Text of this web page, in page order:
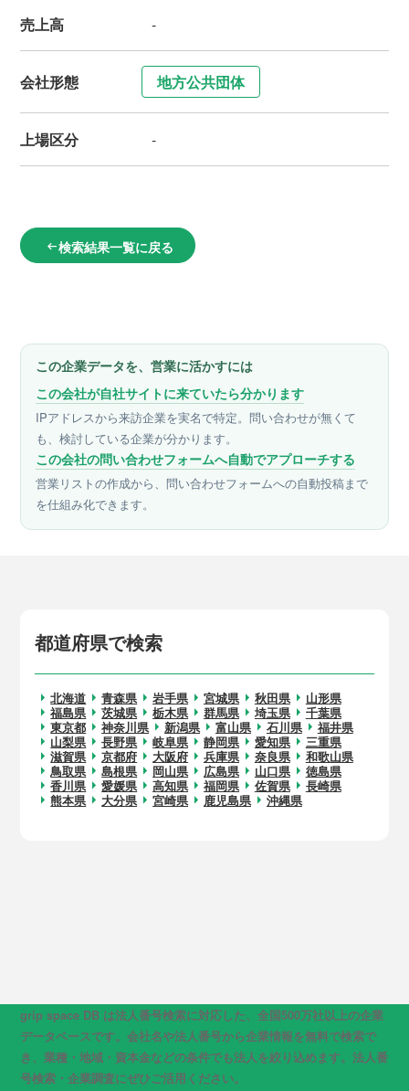
売上高 -
会社形態 地方公共団体
上場区分 -
arrow_left_alt検索結果一覧に戻る
この企業データを、営業に活かすには
この会社が自社サイトに来ていたら分かります
IPアドレスから来訪企業を実名で特定。問い合わせが無くて
も、検討している企業が分かります。
この会社の問い合わせフォームへ自動でアプローチする
営業リストの作成から、問い合わせフォームへの自動投稿まで
を仕組み化できます。
都道府県で検索
北海道 青森県 岩手県 宮城県 秋田県
山形県
福島県
茨城県 栃木県 群馬県 埼玉県
千葉県
東京都
神奈川県 新潟県 富山県 石川県
福井県
山梨県
長野県 岐阜県 静岡県 愛知県
三重県
滋賀県
京都府 大阪府 兵庫県 奈良県
和歌山県
鳥取県
島根県 岡山県 広島県 山口県
徳島県
香川県
愛媛県 高知県 福岡県 佐賀県
長崎県
熊本県
大分県 宮崎県 鹿児島県 沖縄県
grip space DB は法人番号検索に対応した、全国500万社以上の企業
データベースです。会社名や法人番号から企業情報を無料で検索で
き、業種・地域・資本金などの条件でも法人を絞り込めます。法人番
号検索・企業調査にぜひご活用ください。